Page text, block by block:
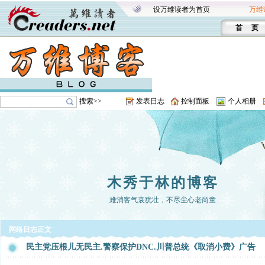
设万维读者为首页 万维
首 页
搜索>> 发表日志 控制面板 个人相册
木秀于林的博客
难消客气衰犹壮，不尽尘心老尚童
网络日志正文
民主党压根儿无民主.警察保护DNC.川普总统《取消小费》广告